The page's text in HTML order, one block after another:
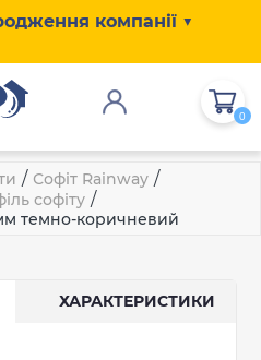
компанії ▼
0
/ Софіт Rainway /
софіту /
темно-коричневий
ХАРАКТЕРИСТИКИ